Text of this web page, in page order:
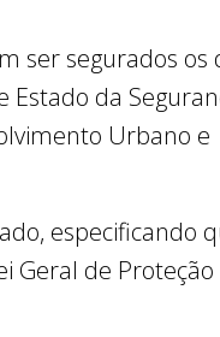
ser segurados os
Estado da
Urbano e
especificando
Geral de Proteção